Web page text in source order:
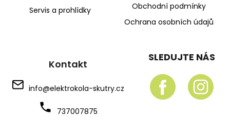
Servis a prohlídky
Obchodní podmínky
Ochrana osobních údajů
Kontakt
info@elektrokola-skutry.cz
737007875
SLEDUJTE NÁS